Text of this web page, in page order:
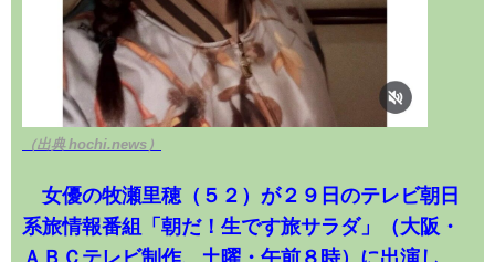
（出典 hochi.news）
女優の牧瀬里穂（５２）が２９日のテレビ朝日
系旅情報番組「朝だ！生です旅サラダ」（大阪・
ＡＢＣテレビ制作、土曜・午前８時）に出演し